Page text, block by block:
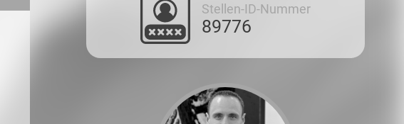
Stellen-ID-Nummer
89776